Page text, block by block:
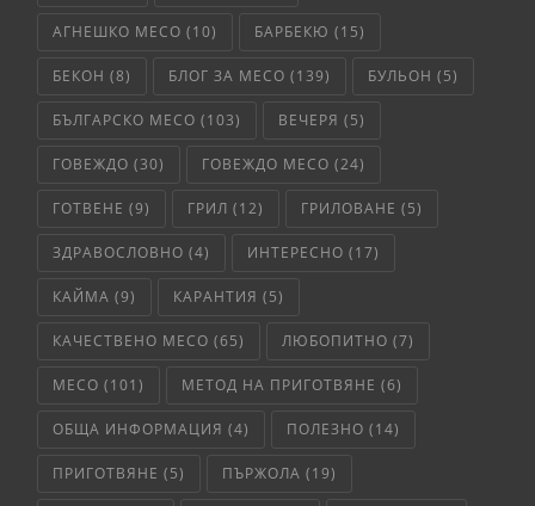
АГНЕШКО МЕСО (10) БАРБЕКЮ (15)
БЕКОН (8) БЛОГ ЗА МЕСО (139) БУЛЬОН (5)
БЪЛГАРСКО МЕСО (103) ВЕЧЕРЯ (5)
ГОВЕЖДО (30) ГОВЕЖДО МЕСО (24)
ГОТВЕНЕ (9) ГРИЛ (12) ГРИЛОВАНЕ (5)
ЗДРАВОСЛОВНО (4) ИНТЕРЕСНО (17)
КАЙМА (9) КАРАНТИЯ (5)
КАЧЕСТВЕНО МЕСО (65) ЛЮБОПИТНО (7)
МЕСО (101) МЕТОД НА ПРИГОТВЯНЕ (6)
ОБЩА ИНФОРМАЦИЯ (4) ПОЛЕЗНО (14)
ПРИГОТВЯНЕ (5) ПЪРЖОЛА (19)